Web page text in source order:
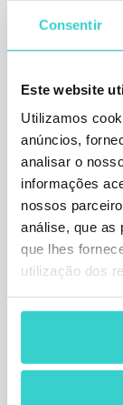
Consentir
Este website
Utilizamos
anúncios,
analisar o
informações
nossos
análise, que as
que lhes
utilização dos
2023
quinta-
Arina
O último
fim, e